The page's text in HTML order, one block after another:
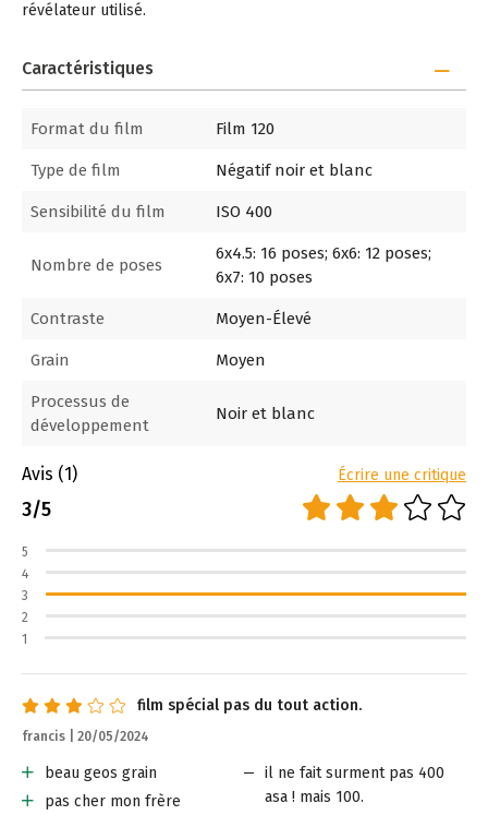
révélateur utilisé.
Caractéristiques
Format du film Film 120
Type de film Négatif noir et blanc
Sensibilité du film ISO 400
Nombre de poses
6x4.5: 16 poses; 6x6: 12 poses;
6x7: 10 poses
Contraste Moyen-Élevé
Grain Moyen
Processus de
développement
Noir et blanc
Avis (1) Écrire une critique
3
film spécial pas du tout action.
francis | 20/05/2024
beau geos grain
pas cher mon frère
il ne fait surment pas 400
asa ! mais 100.